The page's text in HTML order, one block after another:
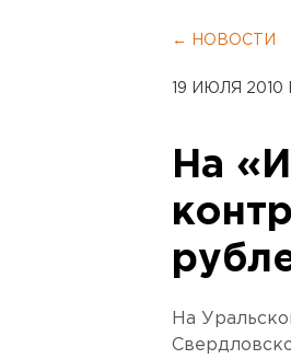
← НОВОСТИ
19 ИЮЛЯ 2010 В
На
На